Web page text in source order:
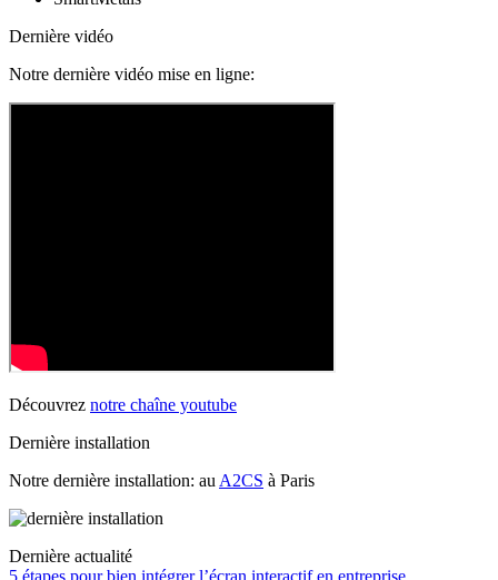
Dernière vidéo
Notre dernière vidéo mise en ligne:
Découvrez notre chaîne youtube
Dernière installation
Notre dernière installation: au A2CS à Paris
Dernière actualité
5 étapes pour bien intégrer l’écran interactif en entreprise